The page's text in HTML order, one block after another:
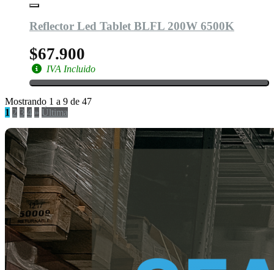
Reflector Led Tablet BLFL 200W 6500K
$67.900
IVA Incluido
Mostrando 1 a 9 de 47
1 2 3 4 » Última